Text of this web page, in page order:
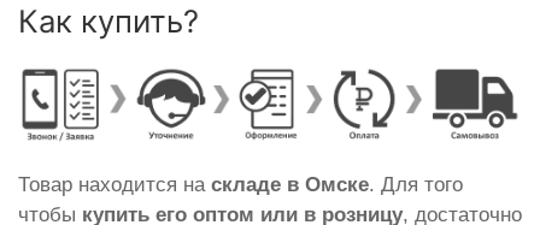
Как купить?
Товар находится на складе в Омске. Для того
чтобы купить его оптом или в розницу, достаточно